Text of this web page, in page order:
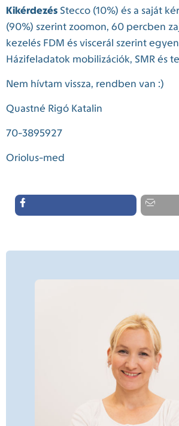
Kikérdezés Stecco (10%) és a saját
(90%) szerint zoomon, 60 percben
kezelés FDM és viscerál szerint
Házifeladatok mobilizációk, SMR és
Nem hívtam vissza, rendben van :)
Quastné Rigó Katalin
70-3895927
Oriolus-med